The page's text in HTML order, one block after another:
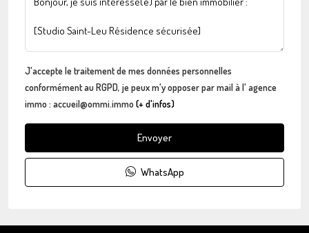
J'accepte le traitement de mes données personnelles
conformément au RGPD, je peux m'y opposer par mail à l' agence
immo : accueil@ommi.immo(+ d'infos)
Envoyer
WhatsApp